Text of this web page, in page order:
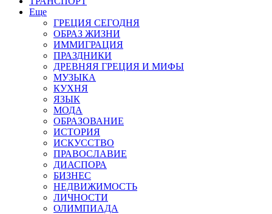
Еще
ГРЕЦИЯ СЕГОДНЯ
ОБРАЗ ЖИЗНИ
ИММИГРАЦИЯ
ПРАЗДНИКИ
ДРЕВНЯЯ ГРЕЦИЯ И МИФЫ
МУЗЫКА
КУХНЯ
ЯЗЫК
МОДА
ОБРАЗОВАНИЕ
ИСТОРИЯ
ИСКУССТВО
ПРАВОСЛАВИЕ
ДИАСПОРА
БИЗНЕС
НЕДВИЖИМОСТЬ
ЛИЧНОСТИ
ОЛИМПИАДА